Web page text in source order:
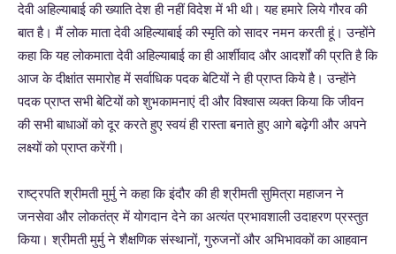
देवी अहिल्याबाई की ख्याति देश ही नहीं विदेश में भी थी। यह हमारे लिये गौरव की
बात है। मैं लोक माता देवी अहिल्याबाई की स्मृति को सादर नमन करती हूं। उन्होंने
कहा कि यह लोकमाता देवी अहिल्याबाई का ही आर्शीवाद और आदर्शों की प्रति है कि
आज के दीक्षांत समारोह में सर्वाधिक पदक बेटियों ने ही प्राप्त किये है। उन्होंने
पदक प्राप्त सभी बेटियों को शुभकामनाएं दी और विश्वास व्यक्त किया कि जीवन
की सभी बाधाओं को दूर करते हुए स्वयं ही रास्ता बनाते हुए आगे बढ़ेगी और अपने
लक्ष्यों को प्राप्त करेंगी।
राष्ट्रपति श्रीमती मुर्मु ने कहा कि इंदौर की ही श्रीमती सुमित्रा महाजन ने
जनसेवा और लोकतंत्र में योगदान देने का अत्यंत प्रभावशाली उदाहरण प्रस्तुत
किया। श्रीमती मुर्मु ने शैक्षणिक संस्थानों, गुरुजनों और अभिभावकों का आहवान